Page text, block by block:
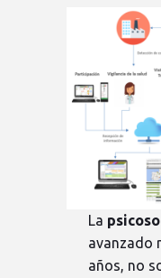
La
avanzado
años, no